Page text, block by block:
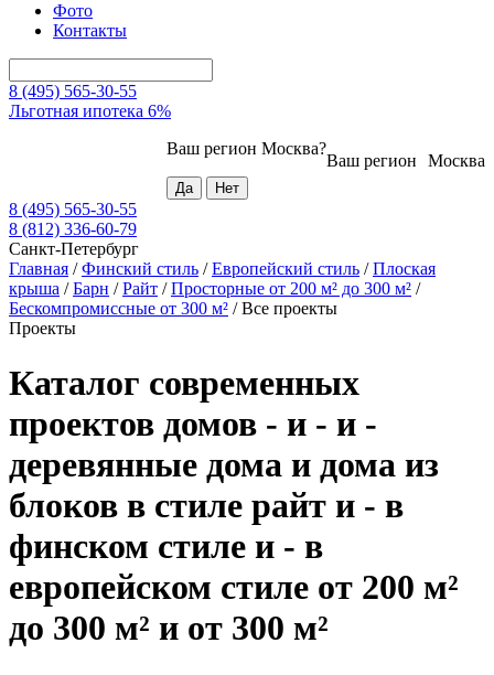
Фото
Контакты
8 (495) 565-30-55
Льготная ипотека 6%
Москва
Ваш регион
Ваш регион Москва?
8 (495) 565-30-55
8 (812) 336-60-79
Санкт-Петербург
Главная /Финский стиль /Европейский стиль /Плоская
крыша /Барн /Райт /Просторные от 200 м² до 300 м² /
Бескомпромиссные от 300 м² /Все проекты
Проекты
Каталог современных
проектов домов - и - и -
деревянные дома и дома из
блоков в стиле райт и - в
финском стиле и - в
европейском стиле от 200 м²
до 300 м² и от 300 м²